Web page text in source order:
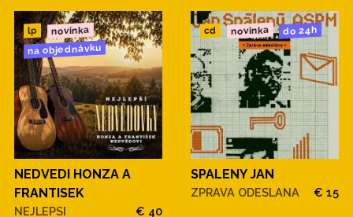
lp novinka
na objednávku
NEDVEDI HONZA A
FRANTISEK
NEJLEPSI
€ 40
cd novinka do 24h
SPALENY JAN
ZPRAVA ODESLANA € 15